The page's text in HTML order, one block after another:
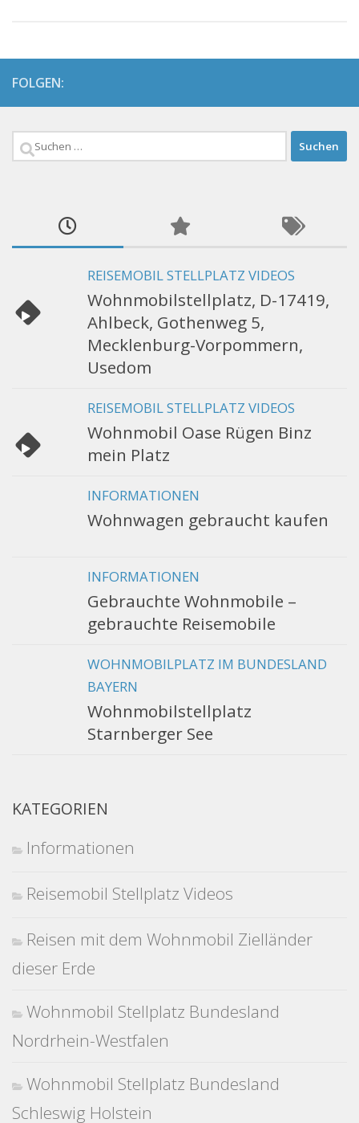
FOLGEN:
Suchen
REISEMOBIL STELLPLATZ VIDEOS
Wohnmobilstellplatz, D-17419,
Ahlbeck, Gothenweg 5,
Mecklenburg-Vorpommern,
Usedom
REISEMOBIL STELLPLATZ VIDEOS
Wohnmobil Oase Rügen Binz
mein Platz
INFORMATIONEN
Wohnwagen gebraucht kaufen
INFORMATIONEN
Gebrauchte Wohnmobile –
gebrauchte Reisemobile
WOHNMOBILPLATZ IM BUNDESLAND
BAYERN
Wohnmobilstellplatz
Starnberger See
KATEGORIEN
Informationen
Reisemobil Stellplatz Videos
Reisen mit dem Wohnmobil Zielländer
dieser Erde
Wohnmobil Stellplatz Bundesland
Nordrhein-Westfalen
Wohnmobil Stellplatz Bundesland
Schleswig Holstein